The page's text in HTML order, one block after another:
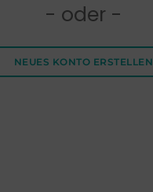
- oder -
NEUES KONTO ERSTELLEN